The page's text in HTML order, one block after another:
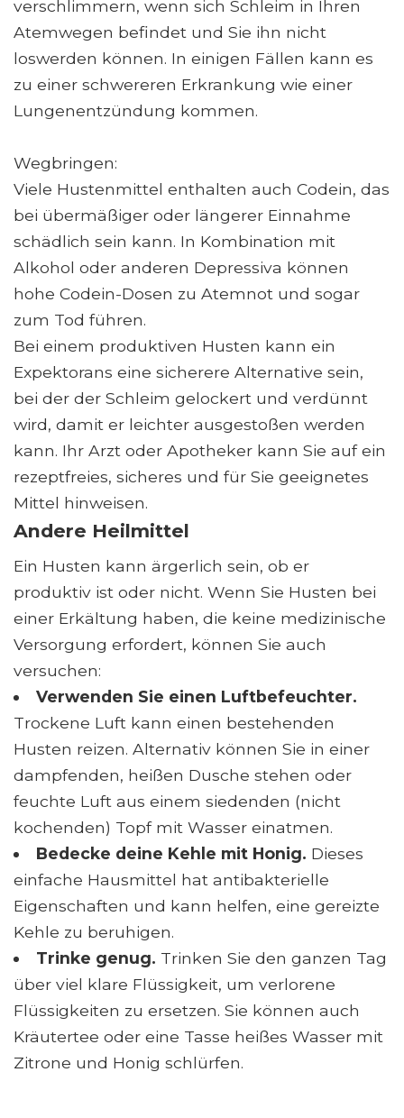
verschlimmern, wenn sich Schleim in Ihren
Atemwegen befindet und Sie ihn nicht
loswerden können. In einigen Fällen kann es
zu einer schwereren Erkrankung wie einer
Lungenentzündung kommen.
Wegbringen:
Viele Hustenmittel enthalten auch Codein, das
bei übermäßiger oder längerer Einnahme
schädlich sein kann. In Kombination mit
Alkohol oder anderen Depressiva können
hohe Codein-Dosen zu Atemnot und sogar
zum Tod führen.
Bei einem produktiven Husten kann ein
Expektorans eine sicherere Alternative sein,
bei der der Schleim gelockert und verdünnt
wird, damit er leichter ausgestoßen werden
kann. Ihr Arzt oder Apotheker kann Sie auf ein
rezeptfreies, sicheres und für Sie geeignetes
Mittel hinweisen.
Andere Heilmittel
Ein Husten kann ärgerlich sein, ob er
produktiv ist oder nicht. Wenn Sie Husten bei
einer Erkältung haben, die keine medizinische
Versorgung erfordert, können Sie auch
versuchen:
Verwenden Sie einen Luftbefeuchter.
Trockene Luft kann einen bestehenden
Husten reizen. Alternativ können Sie in einer
dampfenden, heißen Dusche stehen oder
feuchte Luft aus einem siedenden (nicht
kochenden) Topf mit Wasser einatmen.
Bedecke deine Kehle mit Honig. Dieses
einfache Hausmittel hat antibakterielle
Eigenschaften und kann helfen, eine gereizte
Kehle zu beruhigen.
Trinke genug. Trinken Sie den ganzen Tag
über viel klare Flüssigkeit, um verlorene
Flüssigkeiten zu ersetzen. Sie können auch
Kräutertee oder eine Tasse heißes Wasser mit
Zitrone und Honig schlürfen.